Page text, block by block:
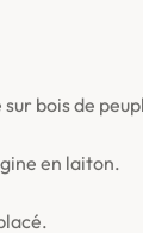
bois de
en laiton.